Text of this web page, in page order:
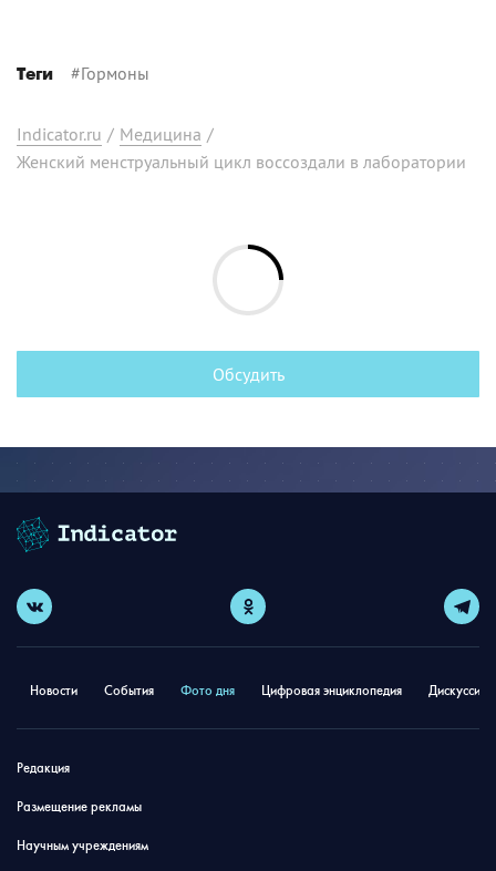
Теги #Гормоны
Indicator.ru / Медицина /
Женский менструальный цикл воссоздали в лаборатории
Обсудить
Новости События Фото дня Цифровая энциклопедия
Редакция
Размещение рекламы
Научным учреждениям